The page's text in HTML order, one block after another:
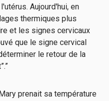
Aujourd'hui, en
thermiques plus
et les signes cervicaux
que le signe cervical
le retour de la
prenait sa température